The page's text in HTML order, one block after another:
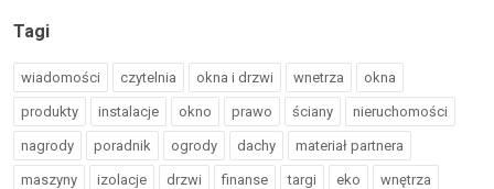
Tagi
wiadomości czytelnia okna i drzwi wnetrza okna
produkty instalacje okno prawo ściany nieruchomości
nagrody poradnik ogrody dachy materiał partnera
maszyny izolacje drzwi finanse targi eko wnętrza